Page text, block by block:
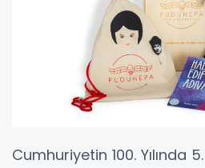
Cumhuriyetin 100. Yılında